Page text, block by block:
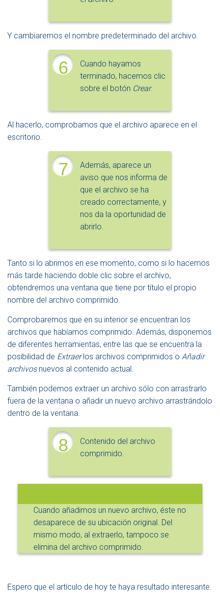
Y cambiaremos el nombre predeterminado del archivo.
6
Cuando hayamos
terminado, hacemos clic
sobre el botón Crear.
Al hacerlo, comprobamos que el archivo aparece en el
escritorio.
7
Además, aparece un
aviso que nos informa de
que el archivo se ha
creado correctamente, y
nos da la oportunidad de
abrirlo.
Tanto si lo abrimos en ese momento, como si lo hacemos
más tarde haciendo doble clic sobre el archivo,
obtendremos una ventana que tiene por título el propio
nombre del archivo comprimido.
Comprobaremos que en su interior se encuentran los
archivos que habíamos comprimido. Además, disponemos
de diferentes herramientas, entre las que se encuentra la
posibilidad de Extraerlos archivos comprimidos o Añadir
archivosnuevos al contenido actual.
También podemos extraer un archivo sólo con arrastrarlo
fuera de la ventana o añadir un nuevo archivo arrastrándolo
dentro de la ventana.
8
Contenido del archivo
comprimido.
Cuando añadimos un nuevo archivo, éste no
desaparece de su ubicación original. Del
mismo modo, al extraerlo, tampoco se
elimina del archivo comprimido.
Espero que el artículo de hoy te haya resultado interesante.